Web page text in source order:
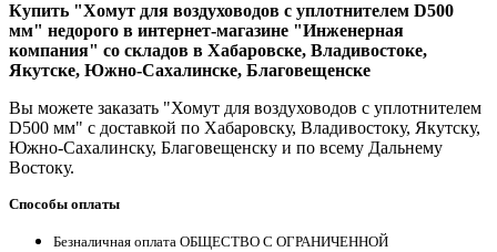
Купить "Хомут для воздуховодов с уплотнителем D500
мм" недорого в интернет-магазине "Инженерная
компания" со складов в Хабаровске, Владивостоке,
Якутске, Южно-Сахалинске, Благовещенске
Вы можете заказать "Хомут для воздуховодов с уплотнителем
D500 мм" с доставкой по Хабаровску, Владивостоку, Якутску,
Южно-Сахалинску, Благовещенску и по всему Дальнему
Востоку.
Способы оплаты
Безналичная оплата ОБЩЕСТВО С ОГРАНИЧЕННОЙ